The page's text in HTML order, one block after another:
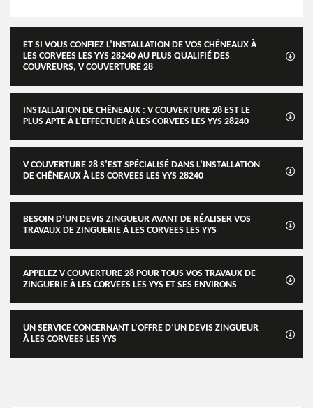
ET SI VOUS CONFIEZ L’INSTALLATION DE VOS CHÊNEAUX À
LES CORVEES LES YYS 28240 AU PLUS QUALIFIÉ DES
COUVREURS, V COUVERTURE 28
INSTALLATION DE CHÊNEAUX : V COUVERTURE 28 EST LE
PLUS APTE À L’EFFECTUER À LES CORVEES LES YYS 28240
V COUVERTURE 28 S’EST SPÉCIALISÉ DANS L’INSTALLATION
DE CHÊNEAUX À LES CORVEES LES YYS 28240
BESOIN D’UN DEVIS ZINGUEUR AVANT DE RÉALISER VOS
TRAVAUX DE ZINGUERIE À LES CORVEES LES YYS
APPELEZ V COUVERTURE 28 POUR TOUS VOS TRAVAUX DE
ZINGUERIE À LES CORVEES LES YYS ET SES ENVIRONS
UN SERVICE CONCERNANT L’OFFRE D’UN DEVIS ZINGUEUR
À LES CORVEES LES YYS